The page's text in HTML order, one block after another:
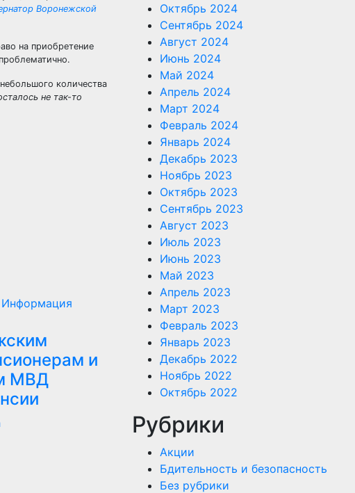
Воронежской
на приобретение
количества
не так-то
Информация
и
МВД
Октябрь 2024
Сентябрь 2024
Август 2024
Июнь 2024
Май 2024
Апрель 2024
Март 2024
Февраль 2024
Январь 2024
Декабрь 2023
Ноябрь 2023
Октябрь 2023
Сентябрь 2023
Август 2023
Июль 2023
Июнь 2023
Май 2023
Апрель 2023
Март 2023
Февраль 2023
Январь 2023
Декабрь 2022
Ноябрь 2022
Октябрь 2022
Рубрики
Акции
Бдительность и безопасность
Без рубрики